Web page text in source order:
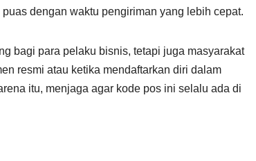
dengan waktu pengiriman yang lebih cepat.
bagi para pelaku bisnis, tetapi juga masyarakat
resmi atau ketika mendaftarkan diri dalam
itu, menjaga agar kode pos ini selalu ada di